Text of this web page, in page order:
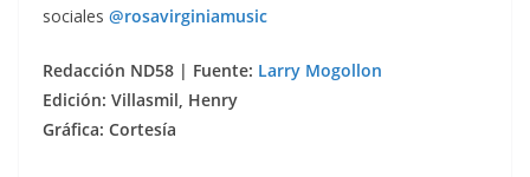
sociales @rosavirginiamusic
Redacción ND58 | Fuente: Larry Mogollon
Edición: Villasmil, Henry
Gráfica: Cortesía